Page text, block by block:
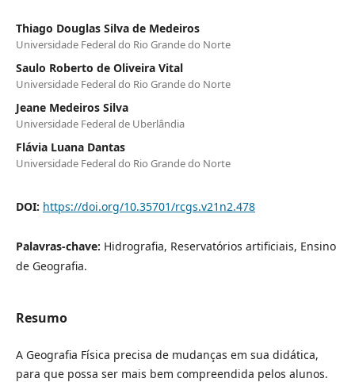
Thiago Douglas Silva de Medeiros
Universidade Federal do Rio Grande do Norte
Saulo Roberto de Oliveira Vital
Universidade Federal do Rio Grande do Norte
Jeane Medeiros Silva
Universidade Federal de Uberlândia
Flávia Luana Dantas
Universidade Federal do Rio Grande do Norte
DOI: https://doi.org/10.35701/rcgs.v21n2.478
Palavras-chave: Hidrografia, Reservatórios artificiais, Ensino
de Geografia.
Resumo
A Geografia Física precisa de mudanças em sua didática,
para que possa ser mais bem compreendida pelos alunos.